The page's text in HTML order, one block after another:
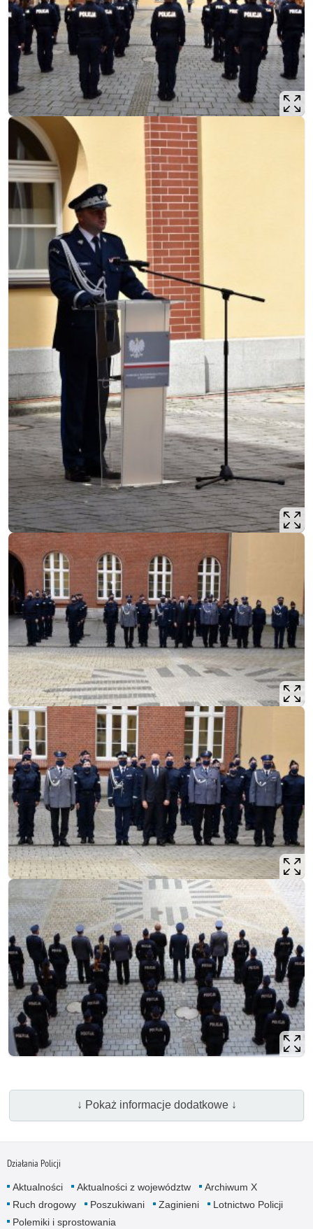
↓ Pokaż informacje dodatkowe ↓
Działania Policji
Aktualności Aktualności z województw
Archiwum X
Ruch drogowy
Poszukiwani Zaginieni
Lotnictwo Policji
Polemiki i sprostowania